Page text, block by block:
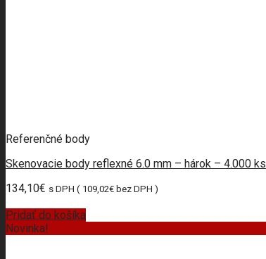
Referenčné body
Skenovacie body reflexné 6.0 mm – hárok – 4.000 ks
134,10€ s DPH ( 109,02€ bez DPH )
Pridať do košíka
Novinka!